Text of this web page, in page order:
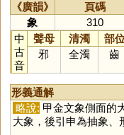
《廣韻》 頁碼
象
310
中
古
音
聲母 清濁 部
邪
全濁 齒
形義通解
略說: 甲金文象側面的
大象，後引申為抽象、